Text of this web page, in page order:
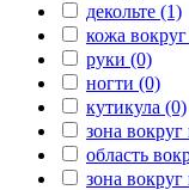
декольте (1)
кожа вокруг
руки (0)
ногти (0)
кутикула (0)
зона вокруг
область
зона вокруг